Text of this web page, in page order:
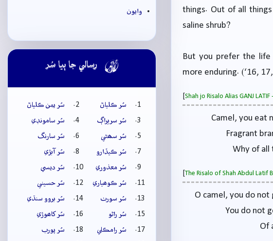
things. Out of all
saline shrub?
But you prefer the
more enduring. (‘16,
[Shah jo Risalo Alias GANJ
Camel, you eat
Fragrant
Why of all
[The Risalo of Shah Abdul Latif
O camel, you do
You do not
Of
وايون
 رسالي جا ٻيا سُر
سُر ڪلياڻ
سُر يمن ڪلياڻ
سُر سريراڳ
سُر سامونڊي
سُر سھڻي
سُر سارنگ
سُر ڪيڏارو
سُر آبڙي
سُر معذوري
سُر ديسي
سُر ڪوھياري
سُر حسيني
سُر سورٺ
سُر بروو سنڌي
سُر راڻو
سُر کاھوڙي
سُر رامڪلي
سُر پورب